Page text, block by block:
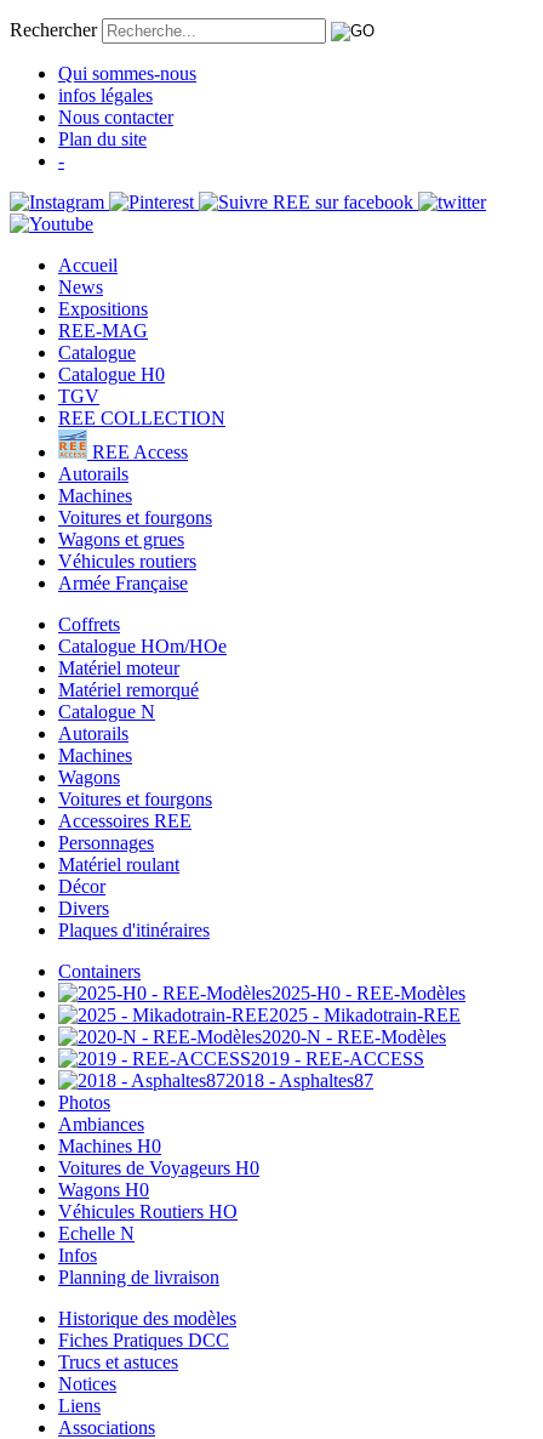
Rechercher
Qui sommes-nous
infos légales
Nous contacter
Plan du site
-
Accueil
News
Expositions
REE-MAG
Catalogue
Catalogue H0
TGV
REE COLLECTION
REE Access
Autorails
Machines
Voitures et fourgons
Wagons et grues
Véhicules routiers
Armée Française
Coffrets
Catalogue HOm/HOe
Matériel moteur
Matériel remorqué
Catalogue N
Autorails
Machines
Wagons
Voitures et fourgons
Accessoires REE
Personnages
Matériel roulant
Décor
Divers
Plaques d'itinéraires
Containers
2025-H0 - REE-Modèles
2025 - Mikadotrain-REE
2020-N - REE-Modèles
2019 - REE-ACCESS
2018 - Asphaltes87
Photos
Ambiances
Machines H0
Voitures de Voyageurs H0
Wagons H0
Véhicules Routiers HO
Echelle N
Infos
Planning de livraison
Historique des modèles
Fiches Pratiques DCC
Trucs et astuces
Notices
Liens
Associations